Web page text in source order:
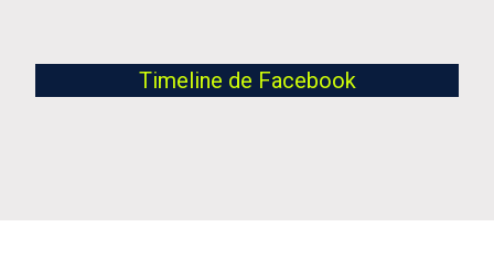
Timeline de Facebook